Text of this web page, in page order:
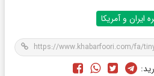
ایران و آمریکا